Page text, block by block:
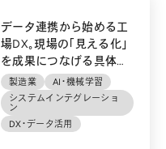
データ連携から始める工
場DX。現場の「見える化」
を成果につなげる具体的
な手順とは？
製造業
AI・機械学習
システムインテグレーショ
ン
DX・データ活用